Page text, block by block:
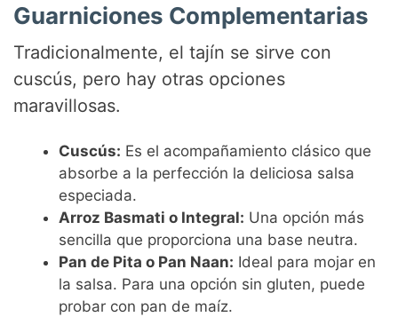
Guarniciones Complementarias
Tradicionalmente, el tajín se sirve con
cuscús, pero hay otras opciones
maravillosas.
Cuscús: Es el acompañamiento clásico que
absorbe a la perfección la deliciosa salsa
especiada.
Arroz Basmati o Integral: Una opción más
sencilla que proporciona una base neutra.
Pan de Pita o Pan Naan: Ideal para mojar en
la salsa. Para una opción sin gluten, puede
probar con pan de maíz.